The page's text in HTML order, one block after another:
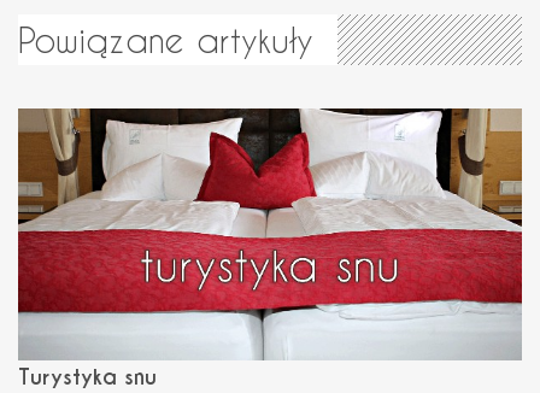
Powiązane artykuły
Turystyka snu